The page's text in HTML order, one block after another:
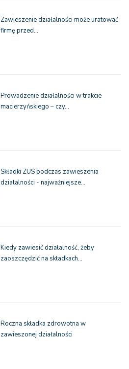
Zawieszenie działalności może uratować
firmę przed…
Prowadzenie działalności w trakcie
macierzyńskiego – czy…
Składki ZUS podczas zawieszenia
działalności - najważniejsze…
Kiedy zawiesić działalność, żeby
zaoszczędzić na składkach…
Roczna składka zdrowotna w
zawieszonej działalności